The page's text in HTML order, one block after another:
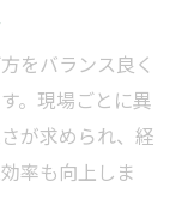
をバランス良く
。現場ごとに異
が求められ、経
率も向上しま